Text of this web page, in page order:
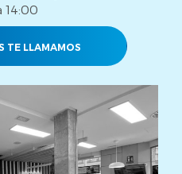
14:00
TE LLAMAMOS